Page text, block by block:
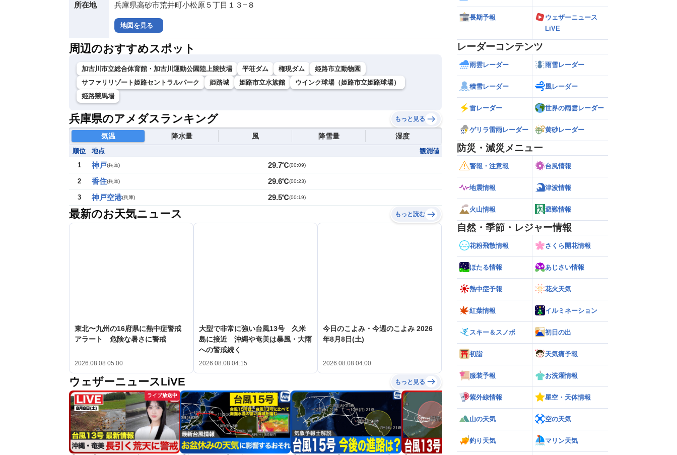
所在地 兵庫県高砂市荒井町小松原５丁目１３−８
地図を見る
周辺のおすすめスポット
加古川市立総合体育館・加古川運動公園陸上競技場 平荘ダム 権現ダム
姫路市立動物園
サファリリゾート姫路セントラルパーク
姫路城 姫路市立水族館
ウインク球場（姫路市立姫路球場）
姫路競馬場
兵庫県のアメダスランキング もっと見る
気温 降水量 風 降雪量 湿度
順位 地点
観測値
1
神戸(兵庫) 29.7℃(00:09)
2 香住(兵庫) 29.6℃(00:23)
3 神戸空港(兵庫) 29.5℃(00:19)
最新のお天気ニュース もっと読む
東北〜九州の16府県に熱中症警戒
アラート 危険な暑さに警戒
2026.08.08 05:00
大型で非常に強い台風13号 久米
島に接近 沖縄や奄美は暴風・大雨
への警戒続く
2026.08.08 04:15
今日のこよみ・今週のこよみ 2026
年8月8日(土)
2026.08.08 04:00
ウェザーニュースLiVE もっと見る
ライブ放送中
長期予報
ウェザーニュース
LiVE
レーダーコンテンツ
雨雲レーダー 雨雪レーダー
積雪レーダー 風レーダー
雷レーダー 世界の雨雲レーダー
ゲリラ雷雨レーダー 黄砂レーダー
防災・減災メニュー
警報・注意報 台風情報
地震情報 津波情報
火山情報 避難情報
自然・季節・レジャー情報
花粉飛散情報 さくら開花情報
ほたる情報 あじさい情報
熱中症予報 花火天気
紅葉情報 イルミネーション
スキー＆スノボ 初日の出
初詣 天気痛予報
服装予報 お洗濯情報
紫外線情報 星空・天体情報
山の天気 空の天気
釣り天気 マリン天気